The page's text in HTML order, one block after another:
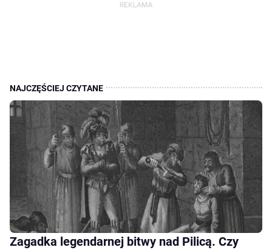
Zagadka legendarnej bitwy nad Pilicą. Czy